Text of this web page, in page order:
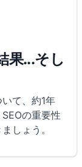
果...そし
て、約1年
の重要性
しょう。